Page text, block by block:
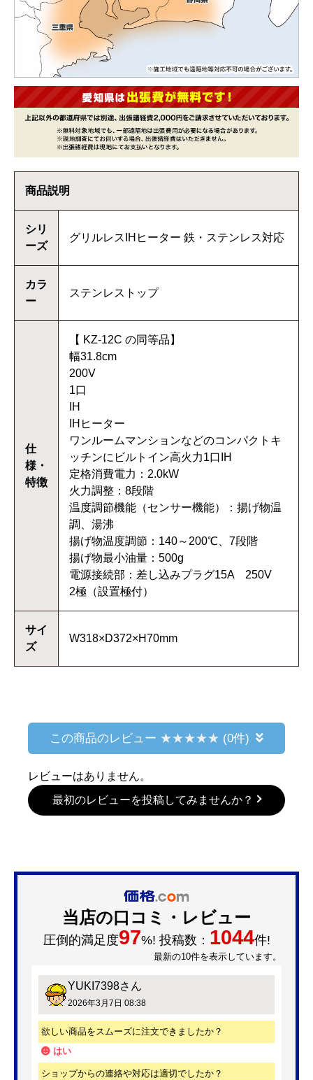
商品説明
シリ
ーズ
グリルレスIHヒーター 鉄・ステンレス対応
カラ
ー
ステンレストップ
仕
様・
特徴
【 KZ-12C の同等品】
幅31.8cm
200V
1口
IH
IHヒーター
ワンルームマンションなどのコンパクトキ
ッチンにビルトイン高火力1口IH
定格消費電力：2.0kW
火力調整：8段階
温度調節機能（センサー機能）：揚げ物温
調、湯沸
揚げ物温度調節：140～200℃、7段階
揚げ物最小油量：500g
電源接続部：差し込みプラグ15A 250V
2極（設置極付）
サイ
ズ
W318×D372×H70mm
この商品のレビュー (0件)
レビューはありません。
最初のレビューを投稿してみませんか？
当店の口コミ・レビュー
圧倒的満足度97%! 投稿数： 1044件!
最新の10件を表示しています。
YUKI7398さん
2026年3月7日 08:38
欲しい商品をスムーズに注文できましたか？
はい
ショップからの連絡や対応は適切でしたか？